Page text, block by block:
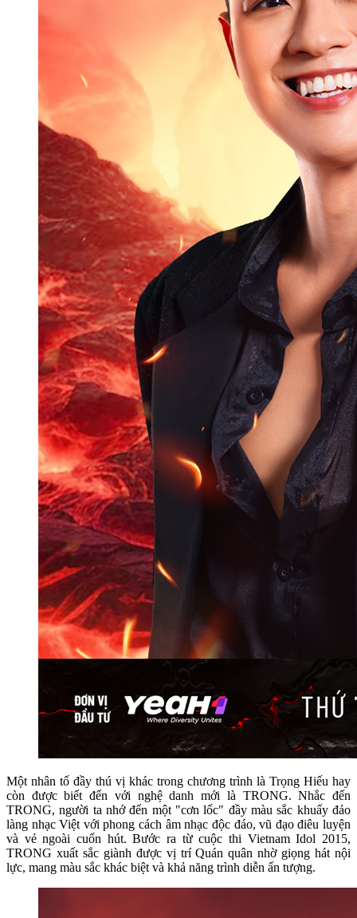
Một nhân tố đầy thú vị khác trong chương trình là Trọng Hiếu hay
còn được biết đến với nghệ danh mới là TRONG. Nhắc đến
TRONG, người ta nhớ đến một "cơn lốc" đầy màu sắc khuấy đảo
làng nhạc Việt với phong cách âm nhạc độc đáo, vũ đạo điêu luyện
và vẻ ngoài cuốn hút. Bước ra từ cuộc thi Vietnam Idol 2015,
TRONG xuất sắc giành được vị trí Quán quân nhờ giọng hát nội
lực, mang màu sắc khác biệt và khả năng trình diễn ấn tượng.